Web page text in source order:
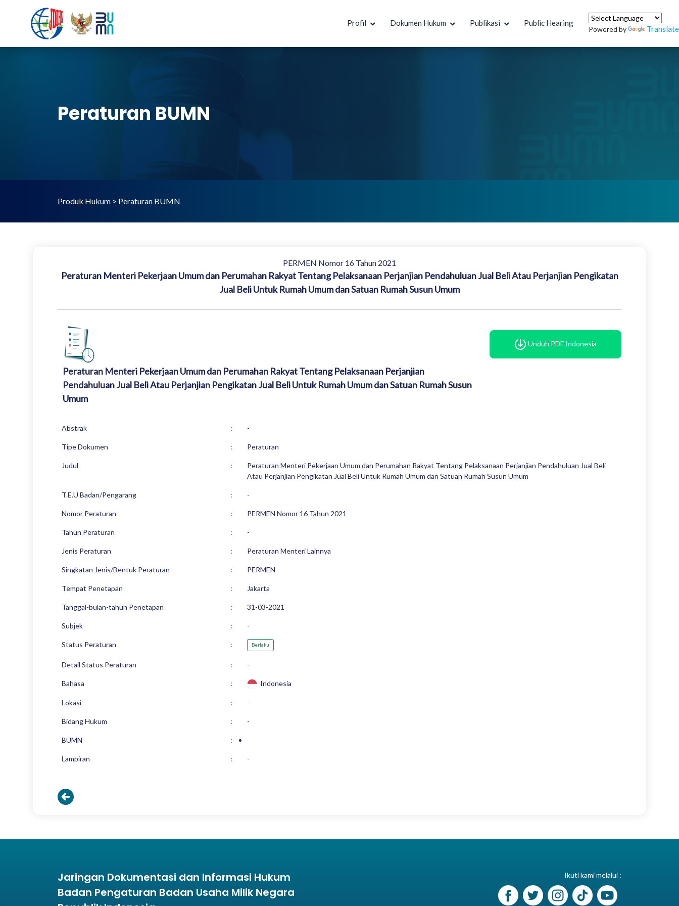
Profil Dokumen Hukum Publikasi Public Hearing
Powered by Translate
Peraturan BUMN
Produk Hukum > Peraturan BUMN
PERMEN Nomor 16 Tahun 2021
Peraturan Menteri Pekerjaan Umum dan Perumahan Rakyat Tentang Pelaksanaan Perjanjian Pendahuluan Jual Beli Atau Perjanjian Pengikatan
Jual Beli Untuk Rumah Umum dan Satuan Rumah Susun Umum
Peraturan Menteri Pekerjaan Umum dan Perumahan Rakyat Tentang Pelaksanaan Perjanjian
Pendahuluan Jual Beli Atau Perjanjian Pengikatan Jual Beli Untuk Rumah Umum dan Satuan Rumah Susun
Umum
Unduh PDF Indonesia
Abstrak : -
Tipe Dokumen : Peraturan
Judul :
Peraturan Menteri Pekerjaan Umum dan Perumahan Rakyat Tentang Pelaksanaan Perjanjian Pendahuluan Jual Beli
Atau Perjanjian Pengikatan Jual Beli Untuk Rumah Umum dan Satuan Rumah Susun Umum
T.E.U Badan/Pengarang : -
Nomor Peraturan : PERMEN Nomor 16 Tahun 2021
Tahun Peraturan : -
Jenis Peraturan : Peraturan Menteri Lainnya
Singkatan Jenis/Bentuk Peraturan : PERMEN
Tempat Penetapan : Jakarta
Tanggal-bulan-tahun Penetapan : 31-03-2021
Subjek : -
Status Peraturan : Berlaku
Detail Status Peraturan : -
Bahasa : Indonesia
Lokasi : -
Bidang Hukum : -
BUMN :
Lampiran : -
Jaringan Dokumentasi dan Informasi Hukum
Badan Pengaturan Badan Usaha Milik Negara
Ikuti kami melalui :